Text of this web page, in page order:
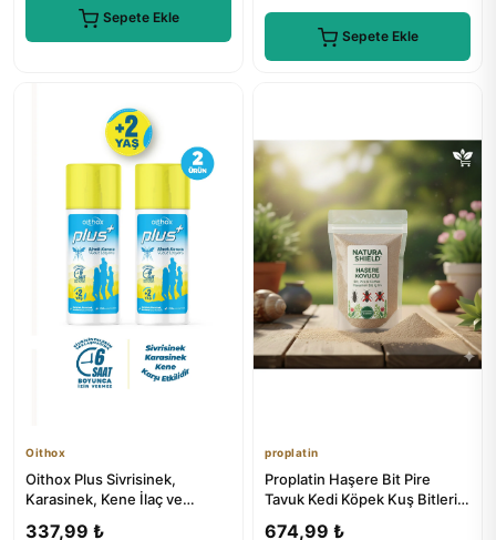
Sepete Ekle
Sepete Ekle
Oithox
Oithox Plus Sivrisinek,
Karasinek, Kene İlaç ve
337,99 ₺
proplatin
Proplatin Haşere Bit Pire
Tavuk Kedi Köpek Kuş Bitleri
674,99 ₺